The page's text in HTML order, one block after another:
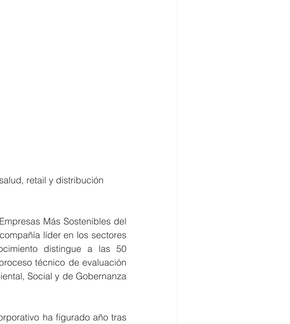
retail y distribución
Más Sostenibles del
líder en los sectores
distingue a las 50
técnico de evaluación
Social y de Gobernanza
ha figurado año tras